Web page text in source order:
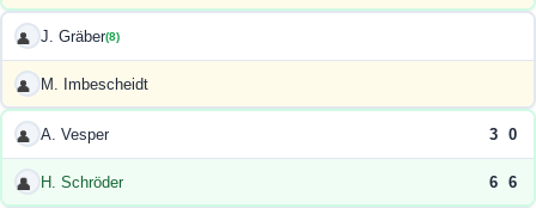
👤 J. Gräber(8)
👤 M. Imbescheidt
👤 A. Vesper 3 0
👤 H. Schröder 6 6